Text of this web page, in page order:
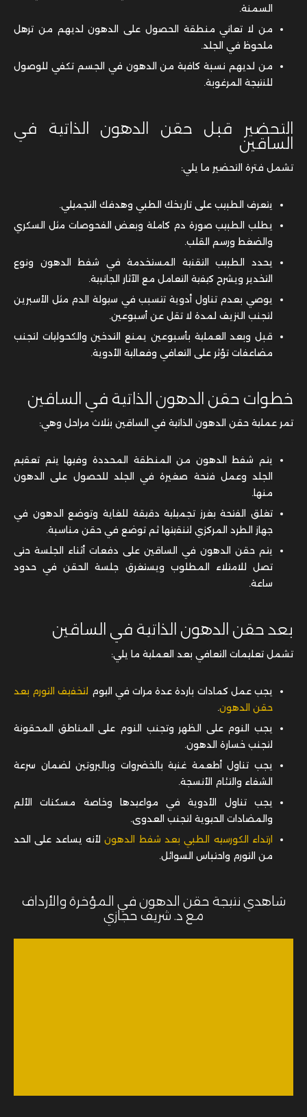
السمنة.
من لا تعاني منطقة الحصول على الدهون لديهم من ترهل
ملحوظ في الجلد.
من لديهم نسبة كافية من الدهون في الجسم تكفي للوصول
للنتيجة المرغوبة.
التحضير قبل حقن الدهون الذاتية في
الساقين
تشمل فترة التحضير ما يلي:
يتعرف الطبيب على تاريخك الطبي وهدفك التجميلي.
يطلب الطبيب صورة دم كاملة وبعض الفحوصات مثل السكري
والضغط ورسم القلب.
يحدد الطبيب التقنية المستخدمة في شفط الدهون ونوع
التخدير ويشرح كيفية التعامل مع الآثار الجانبية.
يوصي بعدم تناول أدوية تتسبب في سيولة الدم مثل الأسبرين
لتجنب النزيف لمدة لا تقل عن أسبوعين.
قبل وبعد العملية بأسبوعين يمنع التدخين والكحوليات لتجنب
مضاعفات تؤثر على التعافي وفعالية الأدوية.
خطوات حقن الدهون الذاتية في الساقين
تمر عملية حقن الدهون الذاتية في الساقين بثلاث مراحل وهي:
يتم شفط الدهون من المنطقة المحددة وفيها يتم تعقيم
الجلد وعمل فتحة صغيرة في الجلد للحصول على الدهون
منها.
تغلق الفتحة بغرز تجميلية دقيقة للغاية وتوضع الدهون في
جهاز الطرد المركزي لتنقيتها ثم توضع في حقن مناسبة.
يتم حقن الدهون في الساقين على دفعات أثناء الجلسة حتى
تصل للامتلاء المطلوب ويستغرق جلسة الحقن في حدود
ساعة.
بعد حقن الدهون الذاتية في الساقين
تشمل تعليمات التعافي بعد العملية ما يلي:
يجب عمل كمادات باردة عدة مرات في اليوم لتخفيف التورم بعد
حقن الدهون
يجب النوم على الظهر وتجنب النوم على المناطق المحقونة
لتجنب خسارة الدهون.
يجب تناول أطعمة غنية بالخضروات وبالبروتين لضمان سرعة
الشفاء والتئام الأنسجة.
يجب تناول الأدوية في مواعيدها وخاصة مسكنات الألم
والمضادات الحيوية لتجنب العدوى.
ارتداء الكورسيه الطبي بعد شفط الدهونلأنه يساعد على الحد
من التورم واحتباس السوائل.
شاهدي نتيجة حقن الدهون في المؤخرة والأرداف
مع د. شريف حجازي